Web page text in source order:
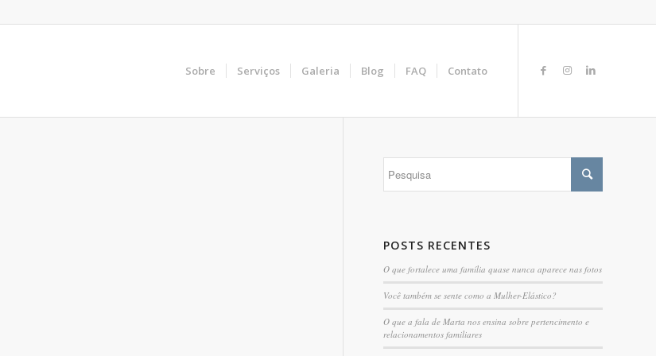
Sobre Serviços Galeria Blog FAQ Contato
POSTS RECENTES
O que fortalece uma família quase nunca aparece nas fotos
Você também se sente como a Mulher-Elástico?
O que a fala de Marta nos ensina sobre pertencimento e
relacionamentos familiares